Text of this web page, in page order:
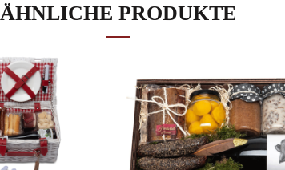
ZUSÄTZLICHE
Gewicht
ÄHNLICHE PRODUKTE